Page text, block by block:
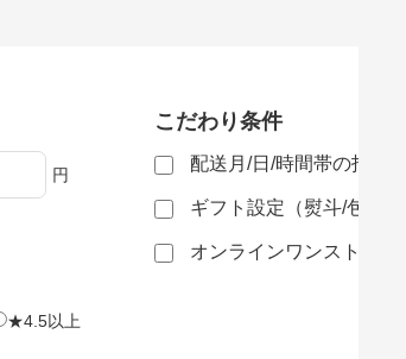
円
★4.5以上
こだわり条件
配送月/日/時間帯の指定
ギフト設定（熨斗/包装
オンラインワンストップ